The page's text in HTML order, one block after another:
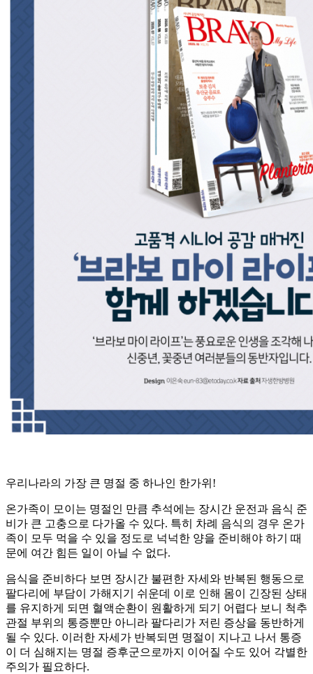
우리나라의 가장 큰 명절 중 하나인 한가위!
온가족이 모이는 명절인 만큼 추석에는 장시간 운전과 음식 준
비가 큰 고충으로 다가올 수 있다. 특히 차례 음식의 경우 온가
족이 모두 먹을 수 있을 정도로 넉넉한 양을 준비해야 하기 때
문에 여간 힘든 일이 아닐 수 없다.
음식을 준비하다 보면 장시간 불편한 자세와 반복된 행동으로
팔다리에 부담이 가해지기 쉬운데 이로 인해 몸이 긴장된 상태
를 유지하게 되면 혈액순환이 원활하게 되기 어렵다 보니 척추
관절 부위의 통증뿐만 아니라 팔다리가 저린 증상을 동반하게
될 수 있다. 이러한 자세가 반복되면 명절이 지나고 나서 통증
이 더 심해지는 명절 증후군으로까지 이어질 수도 있어 각별한
주의가 필요하다.